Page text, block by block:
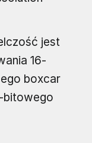
jest
16-
boxcar
bitowego